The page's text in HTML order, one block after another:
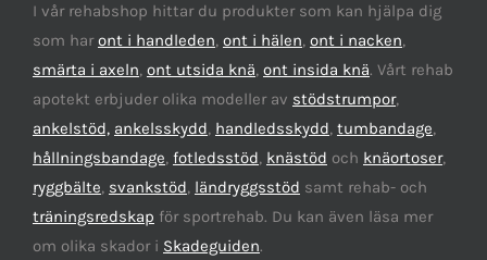
I vår rehabshop hittar du produkter som kan hjälpa dig
som haront i handleden, ont i hälen, ont i nacken,
smärta i axeln, ont utsida knä, ont insida knä. Vårt rehab
apotekt erbjuder olika modeller av stödstrumpor,
ankelstöd, ankelsskydd, handledsskydd, tumbandage,
hållningsbandage, fotledsstöd, knästöd och knäortoser,
ryggbälte, svankstöd, ländryggsstöd samt rehab- och
träningsredskap för sportrehab. Du kan även läsa mer
om olika skador i Skadeguiden.